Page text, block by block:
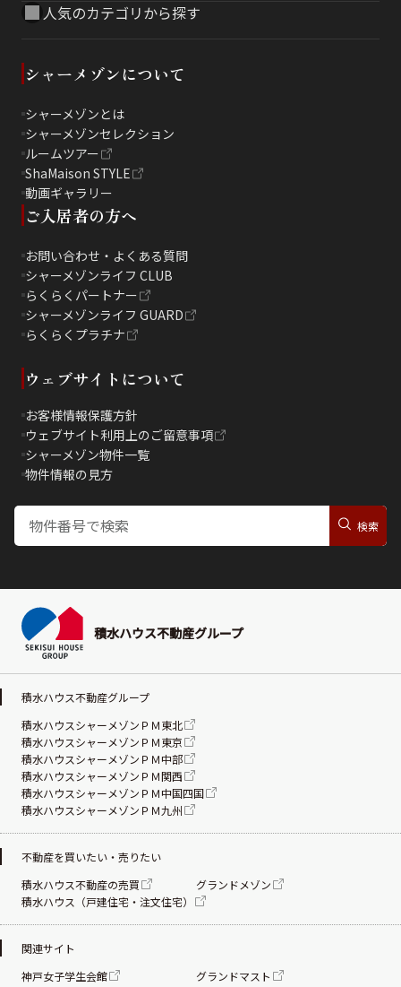
人気のカテゴリから探す
シャーメゾンについて
シャーメゾンとは
シャーメゾンセレクション
ルームツアー
ShaMaison STYLE
動画ギャラリー
ご入居者の方へ
お問い合わせ・よくある質問
シャーメゾンライフ CLUB
らくらくパートナー
シャーメゾンライフ GUARD
らくらくプラチナ
ウェブサイトについて
お客様情報保護方針
ウェブサイト利用上のご留意事項
シャーメゾン物件一覧
物件情報の見方
積水ハウス不動産グループ
積水ハウス不動産グループ
積水ハウスシャーメゾンＰＭ東北
積水ハウスシャーメゾンＰＭ東京
積水ハウスシャーメゾンＰＭ中部
積水ハウスシャーメゾンＰＭ関西
積水ハウスシャーメゾンＰＭ中国四国
積水ハウスシャーメゾンＰＭ九州
不動産を買いたい・売りたい
積水ハウス不動産の売買
グランドメゾン
積水ハウス（戸建住宅・注文住宅）
関連サイト
神戸女子学生会館
グランドマスト